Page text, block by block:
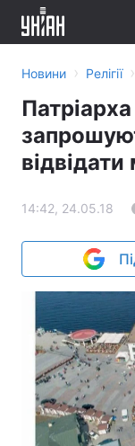
Новини › Релігії ›
14:42, 24.05.18